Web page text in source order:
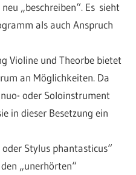
„beschreiben“. Es sieht
als auch Anspruch
Violine und Theorbe bietet
an Möglichkeiten. Da
oder Soloinstrument
in dieser Besetzung ein
Stylus phantasticus“
„unerhörten“